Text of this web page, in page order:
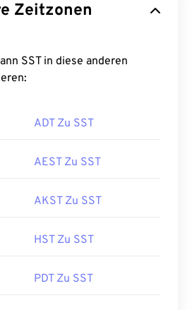
Zeitzonen
SST in diese anderen
ADT Zu SST
AEST Zu SST
AKST Zu SST
HST Zu SST
PDT Zu SST